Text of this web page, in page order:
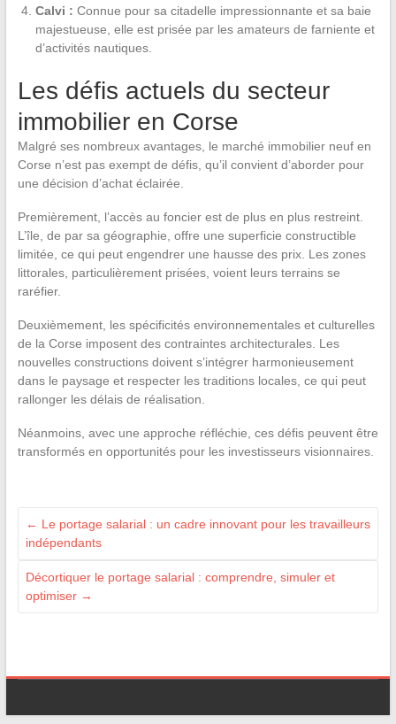
Calvi : Connue pour sa citadelle impressionnante et sa baie
majestueuse, elle est prisée par les amateurs de farniente et
d’activités nautiques.
Les défis actuels du secteur
immobilier en Corse
Malgré ses nombreux avantages, le marché immobilier neuf en
Corse n’est pas exempt de défis, qu’il convient d’aborder pour
une décision d’achat éclairée.
Premièrement, l’accès au foncier est de plus en plus restreint.
L’île, de par sa géographie, offre une superficie constructible
limitée, ce qui peut engendrer une hausse des prix. Les zones
littorales, particulièrement prisées, voient leurs terrains se
raréfier.
Deuxièmement, les spécificités environnementales et culturelles
de la Corse imposent des contraintes architecturales. Les
nouvelles constructions doivent s’intégrer harmonieusement
dans le paysage et respecter les traditions locales, ce qui peut
rallonger les délais de réalisation.
Néanmoins, avec une approche réfléchie, ces défis peuvent être
transformés en opportunités pour les investisseurs visionnaires.
← Le portage salarial : un cadre innovant pour les travailleurs
indépendants
Décortiquer le portage salarial : comprendre, simuler et
optimiser →